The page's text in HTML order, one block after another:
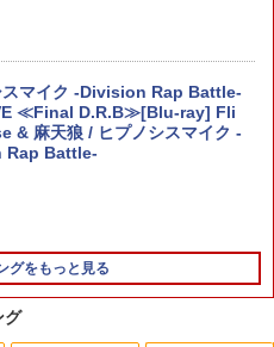
2 Edition 日本限定版
動警察パトレイバー the Case
キドウケイサツパトレイバ-
ァイル]
ケットモンスター ソード -Sw
スマイク -Division Rap Battle-
≪Final D.R.B≫[Blu-ray] Fli
& 麻天狼 / ヒプノシスマイク -
Rap Battle-
グをもっと見る
グ